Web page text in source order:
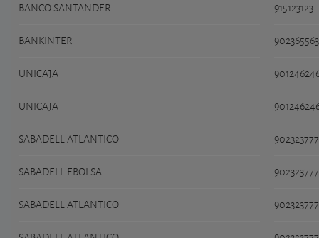
BANCO SANTANDER 915123123
BANKINTER 902365563
UNICAJA
UNICAJA
SABADELL ATLANTICO 902323777
SABADELL EBOLSA 902323777
SABADELL ATLANTICO 902323777